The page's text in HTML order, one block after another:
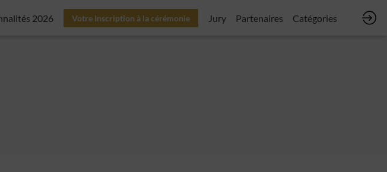
2026 Votre Inscription à la cérémonie Jury Partenaires Catégories